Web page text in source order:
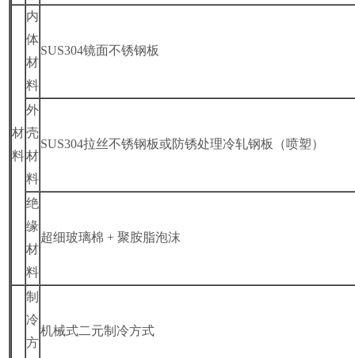
材
料
内
体
材
料
SUS304镜面不锈钢板
外
壳
材
料
SUS304拉丝不锈钢板或防锈处理冷轧钢板（喷塑）
绝
缘
材
料
超细玻璃棉 + 聚胺脂泡沫
制
冷
方
机械式二元制冷方式